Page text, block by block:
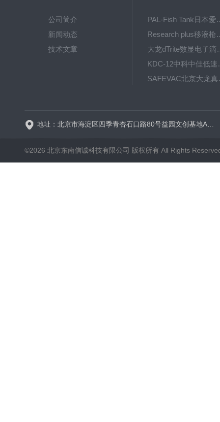
公司简介
新闻动态
技术文章
PAL-Fish Tank
Research plus
大龙dTrite
KDC-
©2026 北京东南信诚科技有限公司 版权所有 All Rights